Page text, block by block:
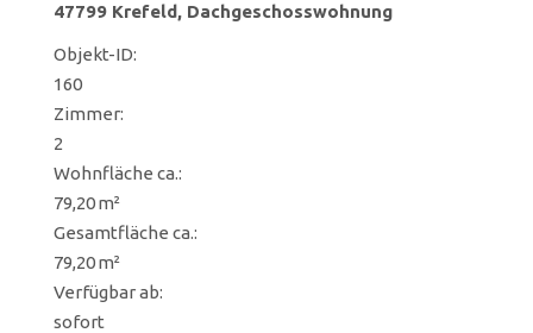
47799 Krefeld, Dachgeschosswohnung
Objekt-ID:
160
Zimmer:
2
Wohnfläche ca.:
79,20 m²
Gesamtfläche ca.:
79,20 m²
Verfügbar ab:
sofort